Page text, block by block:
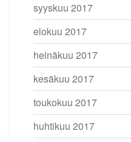
syyskuu 2017
elokuu 2017
heinäkuu 2017
kesäkuu 2017
toukokuu 2017
huhtikuu 2017